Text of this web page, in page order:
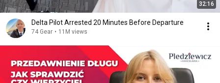
32:16
Delta Pilot Arrested 20 Minutes Before Departure
74 Gear • 11M views